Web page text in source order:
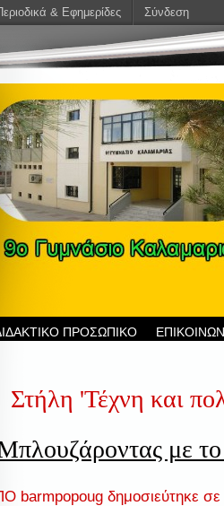
ΠΡΟΣΩΠΙΚΟ
Στήλη 'Τέχνη και
με
barmpopoug δημοσιεύτηκε σε
& Εφημερίδες Σύνδεση